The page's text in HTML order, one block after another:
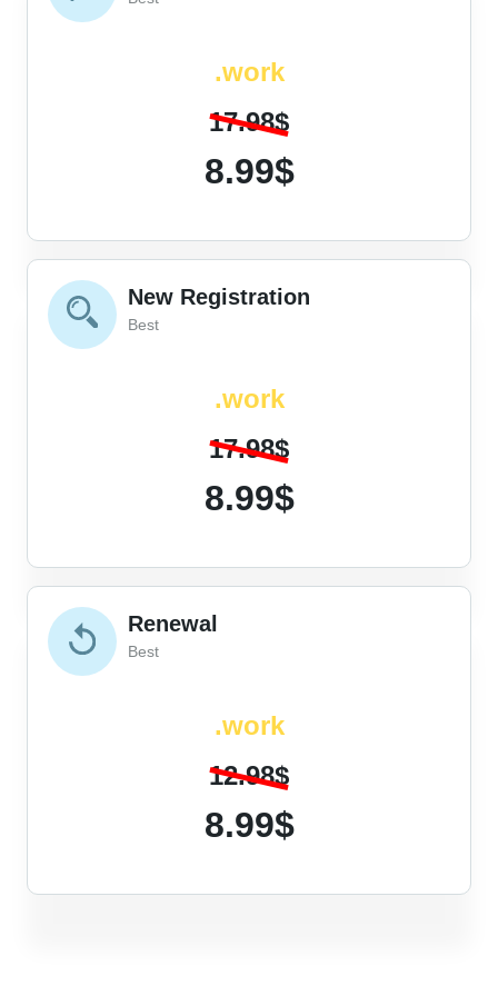
.work
17.98$
8.99$
New Registration
Best
.work
17.98$
8.99$
Renewal
Best
.work
12.98$
8.99$